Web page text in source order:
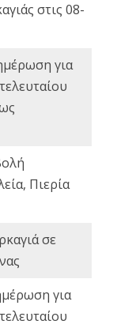
στις 08-
για
Πιερία
σε
για